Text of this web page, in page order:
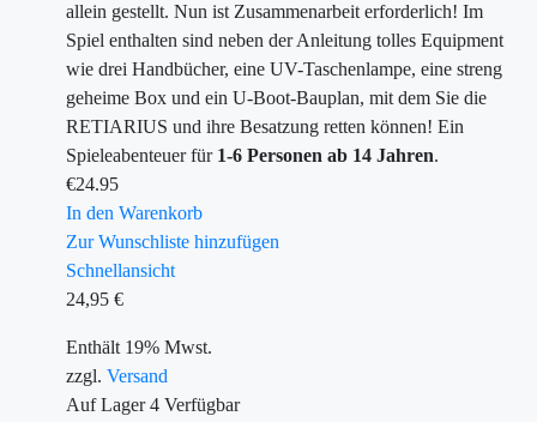
allein gestellt. Nun ist Zusammenarbeit erforderlich! Im
Spiel enthalten sind neben der Anleitung tolles Equipment
wie drei Handbücher, eine UV-Taschenlampe, eine streng
geheime Box und ein U-Boot-Bauplan, mit dem Sie die
RETIARIUS und ihre Besatzung retten können! Ein
Spieleabenteuer für 1-6 Personen ab 14 Jahren.
€24.95
In den Warenkorb
Zur Wunschliste hinzufügen
Schnellansicht
24,95 €
Enthält 19% Mwst.
zzgl. Versand
Auf Lager4 Verfügbar